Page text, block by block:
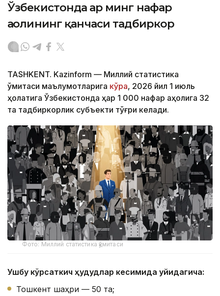
Ўзбекистонда ҳар минг нафар
аҳолининг қанчаси тадбиркор
TASHKENT. Kazinform — Миллий статистика
қўмитаси маълумотларига кўра, 2026 йил 1 июль
ҳолатига Ўзбекистонда ҳар 1 000 нафар аҳолига 32
та тадбиркорлик субъекти тўғри келади.
Фото: Миллий статистика қўмитаси
Ушбу кўрсаткич ҳудудлар кесимида қуйидагича:
Тошкент шаҳри — 50 та;